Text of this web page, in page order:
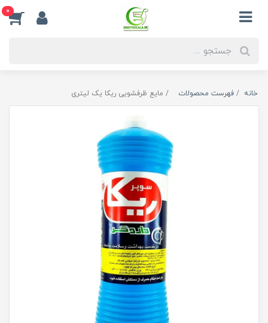
0
خانه فهرست محصولات مایع ظرفشویی ریکا یک لیتری